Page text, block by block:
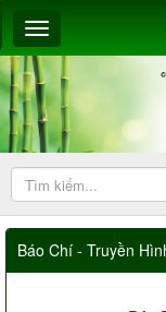
Báo Chí - Truyền